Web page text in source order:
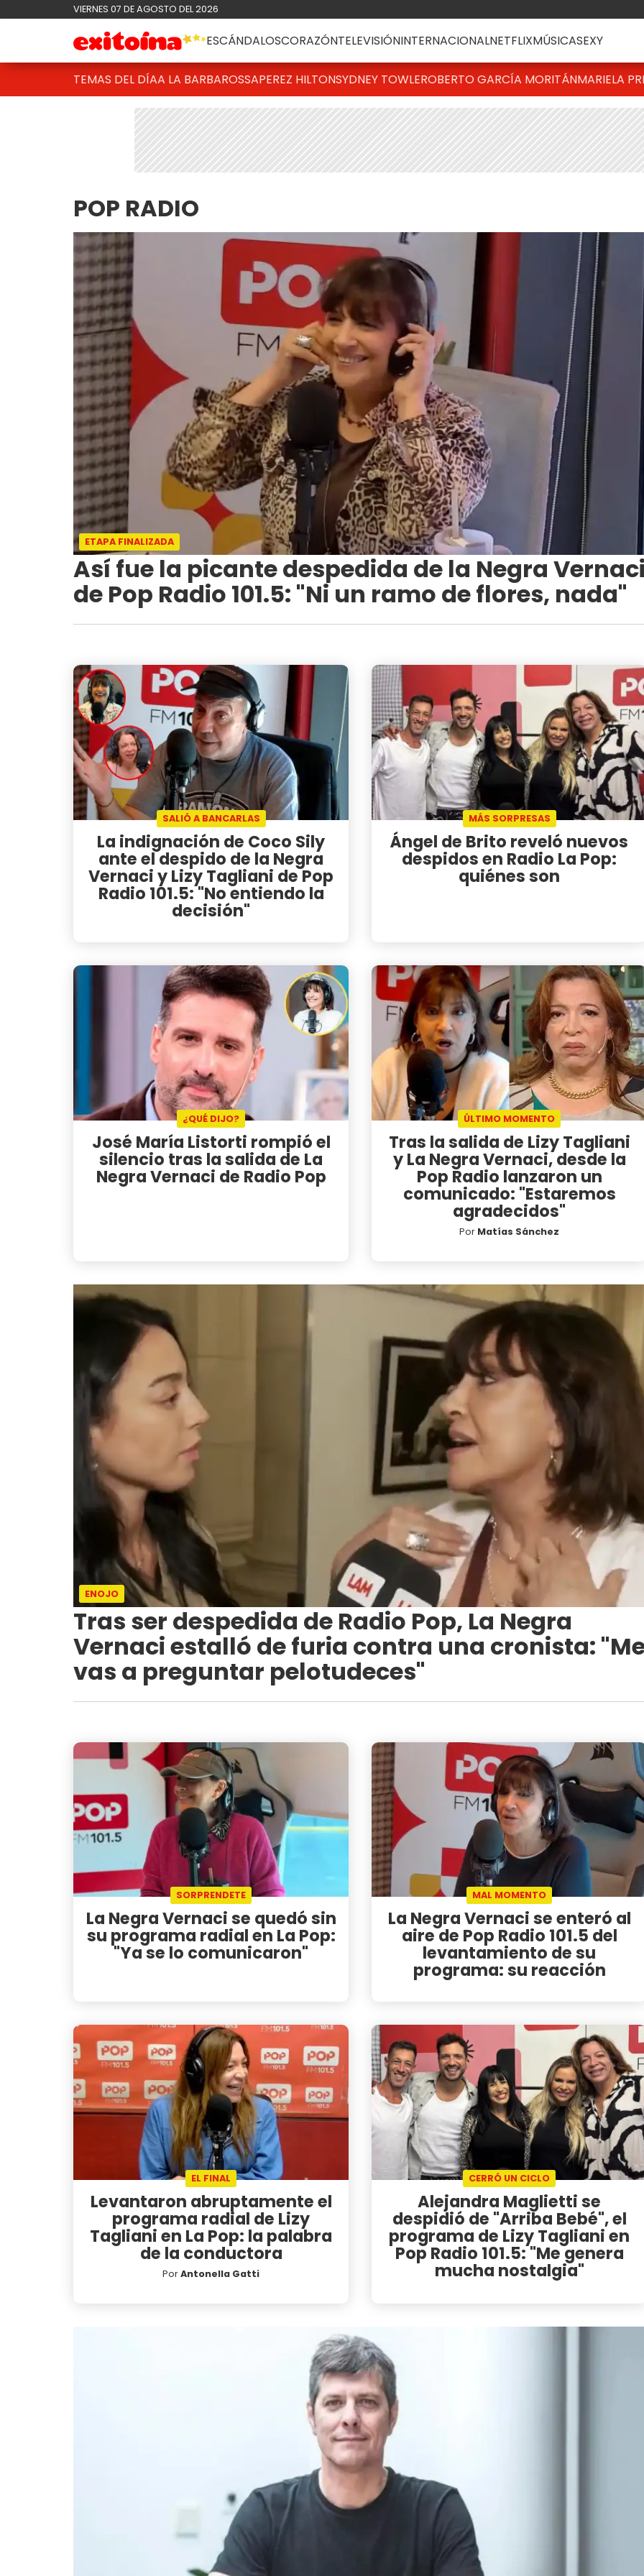
VIERNES 07 DE AGOSTO DEL 2026
ESCÁNDALOSCORAZÓNTELEVISIÓNINTERNACIONALNETFLIXMÚSICASEXY
TEMAS DEL DÍAA LA BARBAROSSAPEREZ HILTONSYDNEY TOWLEROBERTO GARCÍA MORITÁNMARIELA
POP RADIO
ETAPA FINALIZADA
Así fue la picante despedida de la Negra
de Pop Radio 101.5: "Ni un ramo de flores, nada"
SALIÓ A BANCARLAS
La indignación de Coco Sily
ante el despido de la Negra
Vernaci y Lizy Tagliani de Pop
Radio 101.5: "No entiendo la
decisión"
MÁS SORPRESAS
Ángel de Brito reveló nuevos
despidos en Radio La Pop:
quiénes son
¿QUÉ DIJO?
José María Listorti rompió el
silencio tras la salida de La
Negra Vernaci de Radio Pop
ÚLTIMO MOMENTO
Tras la salida de Lizy Tagliani
y La Negra Vernaci, desde la
Pop Radio lanzaron un
comunicado: "Estaremos
agradecidos"
Por Matías Sánchez
ENOJO
Tras ser despedida de Radio Pop, La Negra
Vernaci estalló de furia contra una cronista:
vas a preguntar pelotudeces"
SORPRENDETE
La Negra Vernaci se quedó sin
su programa radial en La Pop:
"Ya se lo comunicaron"
MAL MOMENTO
La Negra Vernaci se enteró al
aire de Pop Radio 101.5 del
levantamiento de su
programa: su reacción
EL FINAL
Levantaron abruptamente el
programa radial de Lizy
Tagliani en La Pop: la palabra
de la conductora
PorAntonella Gatti
CERRÓ UN CICLO
Alejandra Maglietti se
despidió de "Arriba Bebé", el
programa de Lizy Tagliani en
Pop Radio 101.5: "Me genera
mucha nostalgia"